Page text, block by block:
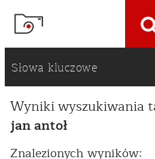
Słowa kluczowe
Wyniki wyszukiwania
jan antoł
Znalezionych wyników: